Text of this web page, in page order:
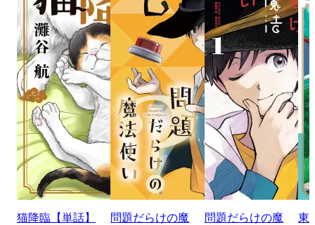
猫降臨【単話】
問題だらけの魔
問題だらけの魔
東